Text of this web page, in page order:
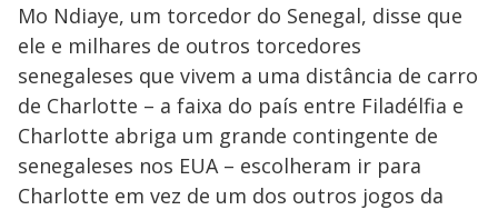
Mo Ndiaye, um torcedor do Senegal, disse que
ele e milhares de outros torcedores
senegaleses que vivem a uma distância de carro
de Charlotte – a faixa do país entre Filadélfia e
Charlotte abriga um grande contingente de
senegaleses nos EUA – escolheram ir para
Charlotte em vez de um dos outros jogos da